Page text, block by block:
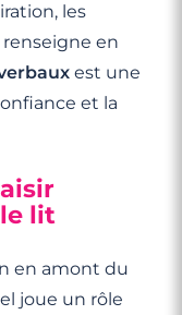
les
en
est une
et la
lit
en amont du
joue un rôle